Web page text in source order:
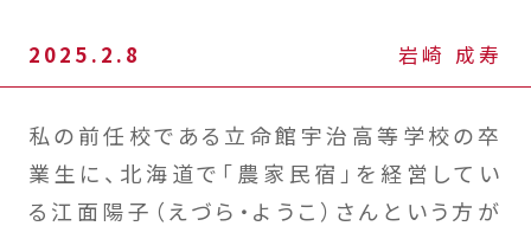
2025.2.8 岩崎 成寿
私の前任校である立命館宇治高等学校の卒
業生に、北海道で「農家民宿」を経営してい
る江面陽子（えづら・ようこ）さんという方が